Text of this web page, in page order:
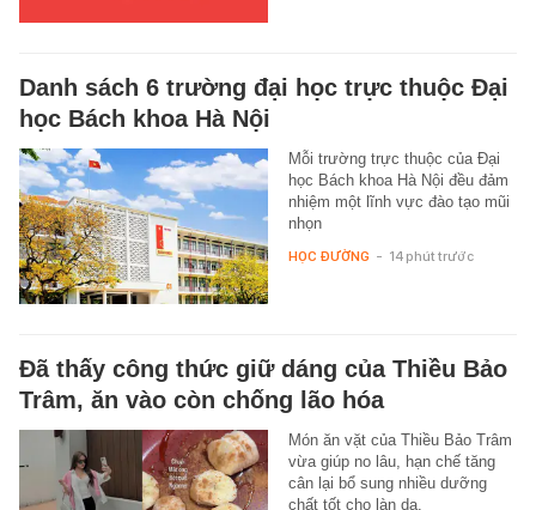
Danh sách 6 trường đại học trực thuộc Đại
học Bách khoa Hà Nội
Mỗi trường trực thuộc của Đại
học Bách khoa Hà Nội đều đảm
nhiệm một lĩnh vực đào tạo mũi
nhọn
HỌC ĐƯỜNG - 14 phút trước
Đã thấy công thức giữ dáng của Thiều Bảo
Trâm, ăn vào còn chống lão hóa
Món ăn vặt của Thiều Bảo Trâm
vừa giúp no lâu, hạn chế tăng
cân lại bổ sung nhiều dưỡng
chất tốt cho làn da.